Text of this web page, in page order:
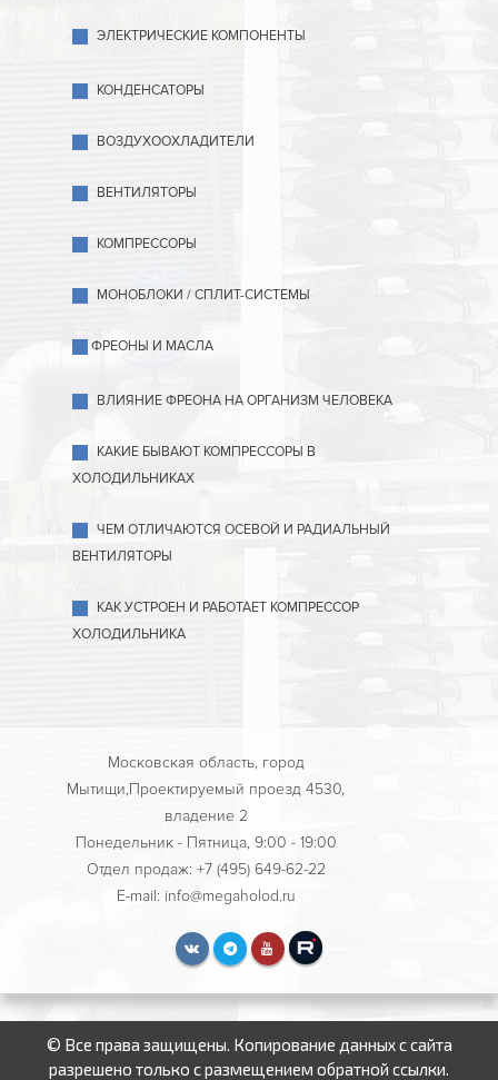
ЭЛЕКТРИЧЕСКИЕ КОМПОНЕНТЫ
КОНДЕНСАТОРЫ
ВОЗДУХООХЛАДИТЕЛИ
ВЕНТИЛЯТОРЫ
КОМПРЕССОРЫ
МОНОБЛОКИ / СПЛИТ-СИСТЕМЫ
ФРЕОНЫ И МАСЛА
ВЛИЯНИЕ ФРЕОНА НА ОРГАНИЗМ ЧЕЛОВЕКА
КАКИЕ БЫВАЮТ КОМПРЕССОРЫ В
ХОЛОДИЛЬНИКАХ
ЧЕМ ОТЛИЧАЮТСЯ ОСЕВОЙ И РАДИАЛЬНЫЙ
ВЕНТИЛЯТОРЫ
КАК УСТРОЕН И РАБОТАЕТ КОМПРЕССОР
ХОЛОДИЛЬНИКА
Московская область, город
Мытищи,Проектируемый проезд 4530,
владение 2
Понедельник - Пятница, 9:00 - 19:00
Отдел продаж: +7 (495) 649-62-22
E-mail: info@megaholod.ru
© Все права защищены. Копирование данных с сайта
разрешено только с размещением обратной ссылки.